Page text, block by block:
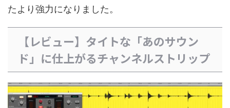
たより強力になりました。
【レビュー】タイトな「あのサウン
ド」に仕上がるチャンネルストリップ